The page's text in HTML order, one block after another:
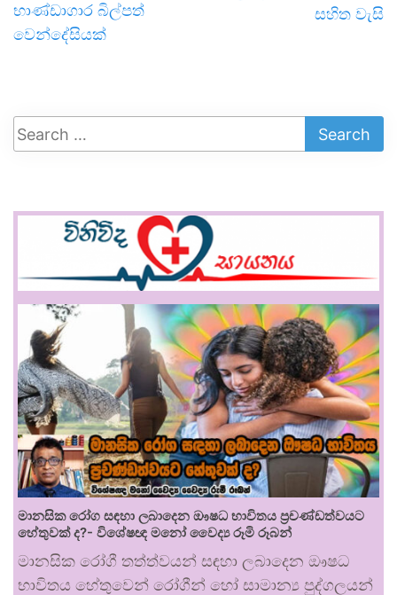
භාණ්ඩාගාර බිල්පත්
වෙන්දේසියක්
සහිත වැසි
මානසික රෝග සඳහා ලබාදෙන ඖෂධ භාවිතය ප්‍රචණ්ඩත්වයට
හේතුවක් ද?- විශේෂඥ මනෝ වෛද්‍ය රූමි රූබන්
මානසික රෝගී තත්ත්වයන් සඳහා ලබාදෙන ඖෂධ
භාවිතය හේතුවෙන් රෝගීන් හෝ සාමාන්‍ය පුද්ගලයන්